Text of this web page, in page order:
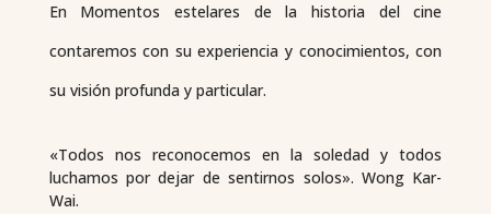
En Momentos estelares de la historia del cine
contaremos con su experiencia y conocimientos, con
su visión profunda y particular.
«Todos nos reconocemos en la soledad y todos
luchamos por dejar de sentirnos solos». Wong Kar-
Wai.